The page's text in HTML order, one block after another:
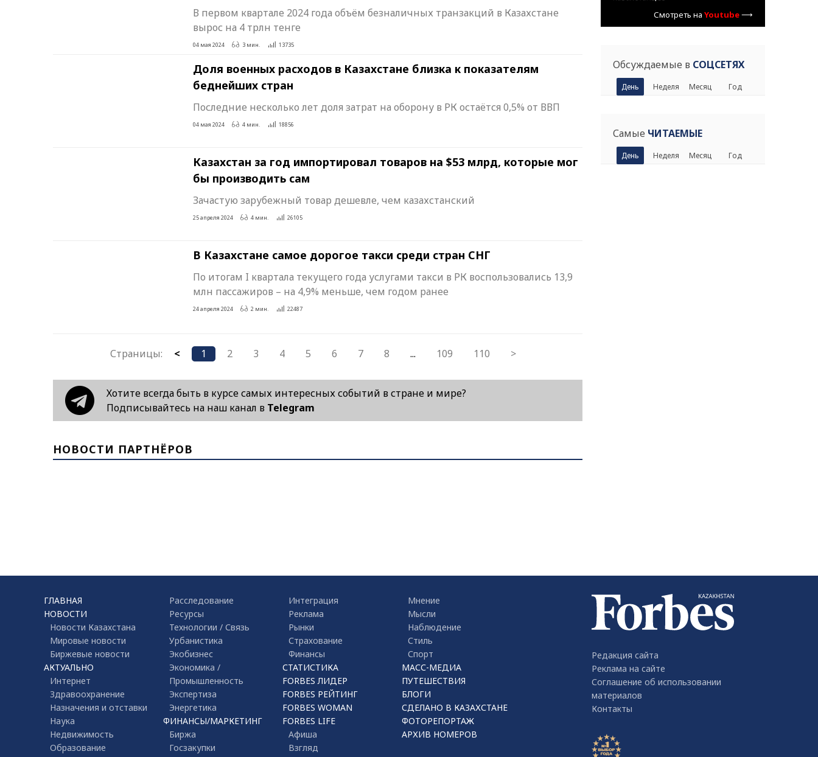
В первом квартале 2024 года объём безналичных транзакций в Казахстане
вырос на 4 трлн тенге
04 мая 2024 3 мин. 13735
Доля военных расходов в Казахстане близка к показателям
беднейших стран
Последние несколько лет доля затрат на оборону в РК остаётся 0,5% от ВВП
04 мая 2024 4 мин. 18856
Казахстан за год импортировал товаров на $53 млрд, которые мог
бы производить сам
Зачастую зарубежный товар дешевле, чем казахстанский
25 апреля 2024 4 мин. 26105
В Казахстане самое дорогое такси среди стран СНГ
По итогам I квартала текущего года услугами такси в РК воспользовались 13,9
млн пассажиров – на 4,9% меньше, чем годом ранее
24 апреля 2024 2 мин. 22487
Страницы: < 1 2 3 4 5 6 7 8 ... 109 110 >
Хотите всегда быть в курсе самых интересных событий в стране и мире?
Подписывайтесь на наш канал в Telegram
НОВОСТИ ПАРТНЁРОВ
Смотреть на Youtube⟶
Обсуждаемые в СОЦСЕТЯХ
День Неделя Месяц Год
Самые ЧИТАЕМЫЕ
День Неделя Месяц Год
ГЛАВНАЯ
НОВОСТИ
Новости Казахстана
Мировые новости
Биржевые новости
АКТУАЛЬНО
Интернет
Здравоохранение
Назначения и отставки
Наука
Недвижимость
Образование
Расследование
Ресурсы
Технологии / Связь
Урбанистика
Экобизнес
Экономика /
Промышленность
Экспертиза
Энергетика
ФИНАНСЫ/МАРКЕТИНГ
Биржа
Госзакупки
Интеграция
Реклама
Рынки
Страхование
Финансы
СТАТИСТИКА
FORBES ЛИДЕР
FORBES РЕЙТИНГ
FORBES WOMAN
FORBES LIFE
Афиша
Взгляд
Мнение
Мысли
Наблюдение
Стиль
Спорт
МАСС-МЕДИА
ПУТЕШЕСТВИЯ
БЛОГИ
СДЕЛАНО В КАЗАХСТАНЕ
ФОТОРЕПОРТАЖ
АРХИВ НОМЕРОВ
Редакция сайта
Реклама на сайте
Соглашение об использовании
материалов
Контакты